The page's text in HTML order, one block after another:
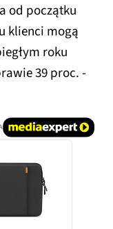
od początku
klienci mogą
roku
39 proc. -